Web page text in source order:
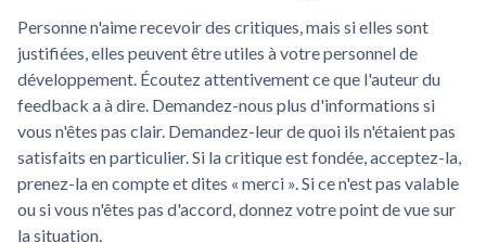
Personne n'aime recevoir des critiques, mais si elles sont
justifiées, elles peuvent être utiles à votre personnel de
développement. Écoutez attentivement ce que l'auteur du
feedback a à dire. Demandez-nous plus d'informations si
vous n'êtes pas clair. Demandez-leur de quoi ils n'étaient pas
satisfaits en particulier. Si la critique est fondée, acceptez-la,
prenez-la en compte et dites « merci ». Si ce n'est pas valable
ou si vous n'êtes pas d'accord, donnez votre point de vue sur
la situation.